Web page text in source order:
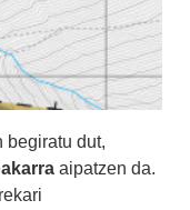
begiratu dut,
aipatzen da.